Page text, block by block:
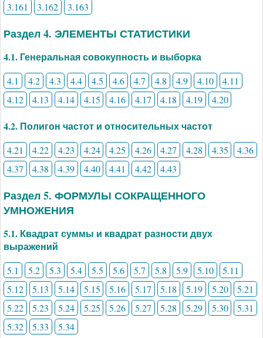
3.161
3.162 3.163
Раздел 4. ЭЛЕМЕНТЫ СТАТИСТИКИ
4.1. Генеральная совокупность и выборка
4.1 4.2 4.3 4.4 4.5 4.6 4.7 4.8 4.9 4.10
4.11
4.12
4.13 4.14 4.15 4.16 4.17 4.18 4.19 4.20
4.2. Полигон частот и относительных частот
4.21 4.22 4.23 4.24 4.25 4.26 4.27 4.28 4.35
4.36
4.37
4.38 4.39 4.40 4.41 4.42 4.43
Раздел 5. ФОРМУЛЫ СОКРАЩЕННОГО
УМНОЖЕНИЯ
5.1. Квадрат суммы и квадрат разности двух
выражений
5.1 5.2 5.3 5.4 5.5 5.6 5.7 5.8 5.9 5.10
5.11
5.12
5.13 5.14 5.15 5.16 5.17 5.18 5.19 5.20
5.21
5.22
5.23 5.24 5.25 5.26 5.27 5.28 5.29 5.30
5.31
5.32
5.33 5.34